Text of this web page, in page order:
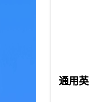
通用